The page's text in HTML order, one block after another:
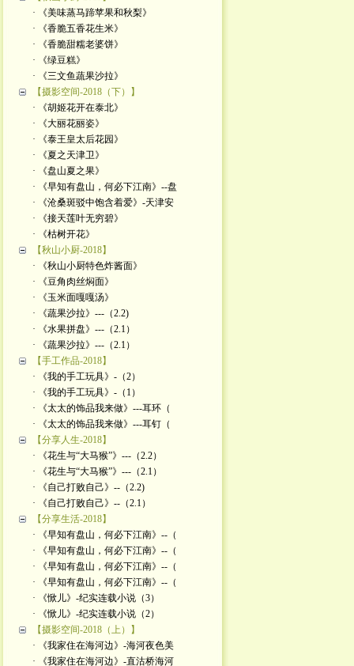
· 《美味蒸马蹄苹果和秋梨》
· 《香脆五香花生米》
· 《香脆甜糯老婆饼》
· 《绿豆糕》
· 《三文鱼蔬果沙拉》
【摄影空间-2018（下）】
· 《胡姬花开在泰北》
· 《大丽花丽姿》
· 《泰王皇太后花园》
· 《夏之天津卫》
· 《盘山夏之果》
· 《早知有盘山，何必下江南》--盘
· 《沧桑斑驳中饱含着爱》-天津安
· 《接天莲叶无穷碧》
· 《枯树开花》
【秋山小厨-2018】
· 《秋山小厨特色炸酱面》
· 《豆角肉丝焖面》
· 《玉米面嘎嘎汤》
· 《蔬果沙拉》---（2.2)
· 《水果拼盘》---（2.1）
· 《蔬果沙拉》---（2.1）
【手工作品-2018】
· 《我的手工玩具》-（2）
· 《我的手工玩具》-（1）
· 《太太的饰品我来做》---耳环（
· 《太太的饰品我来做》---耳钉（
【分享人生-2018】
· 《花生与“大马猴”》---（2.2）
· 《花生与“大马猴”》---（2.1）
· 《自己打败自己》--（2.2)
· 《自己打败自己》--（2.1）
【分享生活-2018】
· 《早知有盘山，何必下江南》--（
· 《早知有盘山，何必下江南》--（
· 《早知有盘山，何必下江南》--（
· 《早知有盘山，何必下江南》--（
· 《惞儿》-纪实连载小说（3）
· 《惞儿》-纪实连载小说（2）
【摄影空间-2018（上）】
· 《我家住在海河边》-海河夜色美
· 《我家住在海河边》-直沽桥海河